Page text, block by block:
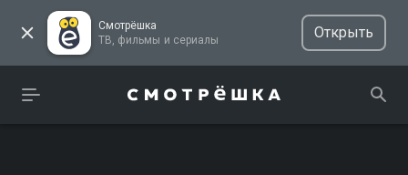
Смотрёшка
ТВ, фильмы и сериалы
Открыть